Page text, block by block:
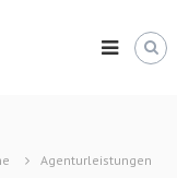
Agenturleistungen